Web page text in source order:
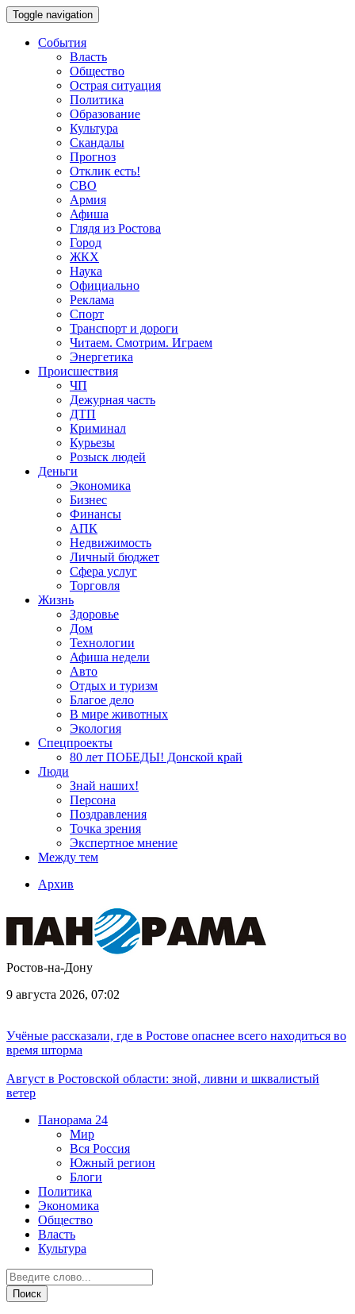
Toggle navigation
События
Власть
Общество
Острая ситуация
Политика
Образование
Культура
Скандалы
Прогноз
Отклик есть!
СВО
Армия
Афиша
Глядя из Ростова
Город
ЖКХ
Наука
Официально
Реклама
Спорт
Транспорт и дороги
Читаем. Смотрим. Играем
Энергетика
Происшествия
ЧП
Дежурная часть
ДТП
Криминал
Курьезы
Розыск людей
Деньги
Экономика
Бизнес
Финансы
АПК
Недвижимость
Личный бюджет
Сфера услуг
Торговля
Жизнь
Здоровье
Дом
Технологии
Афиша недели
Авто
Отдых и туризм
Благое дело
В мире животных
Экология
Спецпроекты
80 лет ПОБЕДЫ! Донской край
Люди
Знай наших!
Персона
Поздравления
Точка зрения
Экспертное мнение
Между тем
Архив
Ростов-на-Дону
9 августа 2026, 07:02
Учёные рассказали, где в Ростове опаснее всего находиться во
время шторма
Август в Ростовской области: зной, ливни и шквалистый
ветер
Панорама 24
Мир
Вся Россия
Южный регион
Блоги
Политика
Экономика
Общество
Власть
Культура